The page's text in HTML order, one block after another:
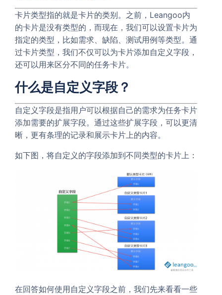
卡片类型指的就是卡片的类别。之前，Leangoo内
的卡片是没有类型的，而现在，我们可以设置卡片为
指定的类型，比如需求、缺陷、测试用例等类型。通
过卡片类型，我们不仅可以为卡片添加自定义字段，
还可以用来区分不同的任务卡片。
什么是自定义字段？
自定义字段是指用户可以根据自己的需求为任务卡片
添加需要的扩展字段。通过这些扩展字段，可以更清
晰，更有条理的记录和展示卡片上的内容。
如下图，将自定义的字段添加到不同类型的卡片上：
在回答如何使用自定义字段之前，我们先来看看一些